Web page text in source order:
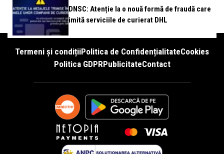
DNSC: Atenție la o nouă formă de fraudă care
imită serviciile de curierat DHL
Termeni și condițiiPolitica de ConfidențialitateCookies
Politica GDPRPublicitateContact